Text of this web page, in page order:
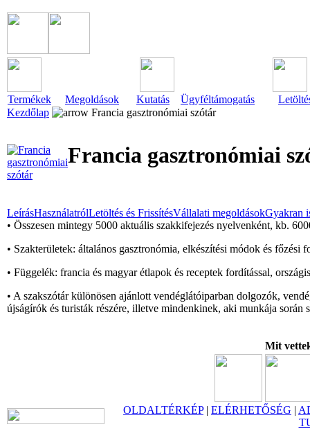
Termékek Megoldások Kutatás Ügyféltámogatás
Kezdőlap
Francia gasztronómiai szótár
Francia gasztronómiai
LeírásHasználatrólLetöltés és FrissítésVállalati megoldásokGyakran
• Összesen mintegy 5000 aktuális szakkifejezés nyelvenként, kb.
• Szakterületek: általános gasztronómia, elkészítési módok és
• Függelék: francia és magyar étlapok és receptek fordítással,
• A szakszótár különösen ajánlott vendéglátóiparban dolgozók,
újságírók és turisták részére, illetve mindenkinek, aki munkája
Mit
OLDALTÉRKÉP| ELÉRHETŐSÉG |